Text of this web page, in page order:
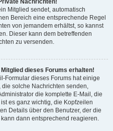
Nachrichten!
Mitglied sendet, automatisch
Bereich eine entsprechende Regel
von jemandem erhältst, so kannst
Dieser kann dem betreffenden
zu versenden.
dieses Forums erhalten!
Formular dieses Forums hat einige
solche Nachrichten senden,
die komplette E-Mail, die
es ganz wichtig, die Kopfzeilen
Details über den Benutzer, der die
dann entsprechend reagieren.